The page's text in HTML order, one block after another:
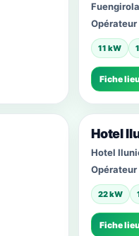
Opérateur
11 kW
Fiche
Hotel
Hotel
Opérateur
22 kW
Fiche